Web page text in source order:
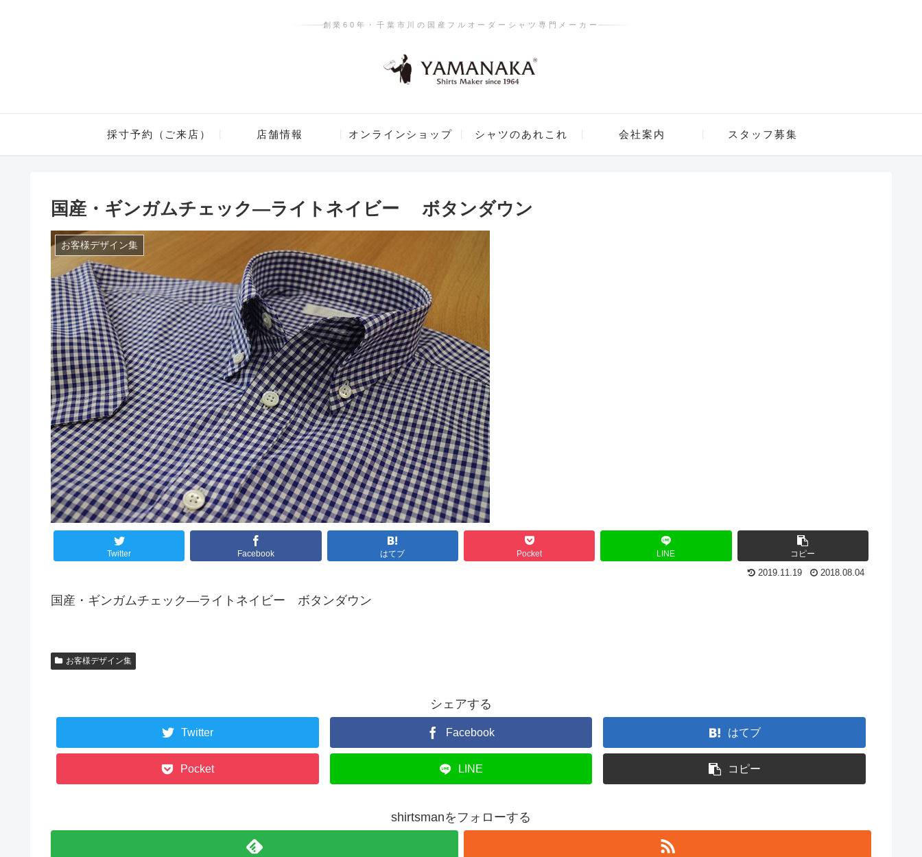
創業60年・千葉市川の国産フルオーダーシャツ専門メーカー
採寸予約（ご来店） 店舗情報 オンラインショップ シャツのあれこれ 会社案内 スタッフ募集
国産・ギンガムチェック―ライトネイビー ボタンダウン
お客様デザイン集
Twitter Facebook はてブ Pocket LINE コピー
2019.11.19 2018.08.04
国産・ギンガムチェック―ライトネイビー ボタンダウン
お客様デザイン集
シェアする
Twitter Facebook はてブ
Pocket LINE コピー
shirtsmanをフォローする